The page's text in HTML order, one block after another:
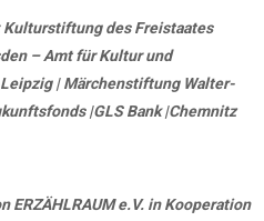
Kulturstiftung des Freistaates
– Amt für Kultur und
| Märchenstiftung Walter-
|GLS Bank |Chemnitz
ERZÄHLRAUM e.V. in Kooperation